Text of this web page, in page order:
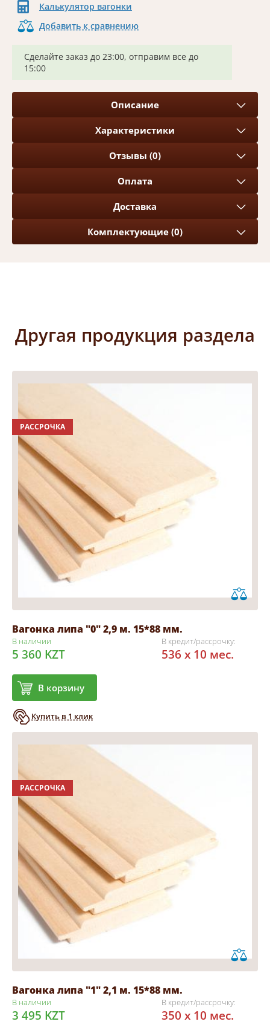
Калькулятор вагонки
Добавить к сравнению
Сделайте заказ до 23:00, отправим все до
15:00
Описание
Характеристики
Отзывы (0)
Оплата
Доставка
Комплектующие (0)
Другая продукция раздела
РАССРОЧКА
Вагонка липа "0" 2,9 м. 15*88 мм.
В наличии
5 360 KZT
В корзину
Купить в 1 клик
В кредит/рассрочку:
536 x 10 мес.
РАССРОЧКА
Вагонка липа "1" 2,1 м. 15*88 мм.
В наличии
3 495 KZT
В кредит/рассрочку:
350 x 10 мес.